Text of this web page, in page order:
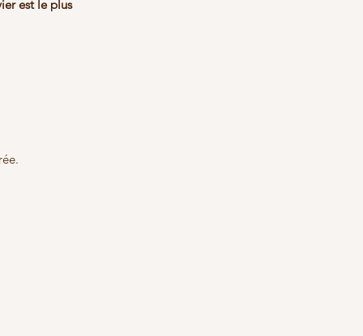
est le plus